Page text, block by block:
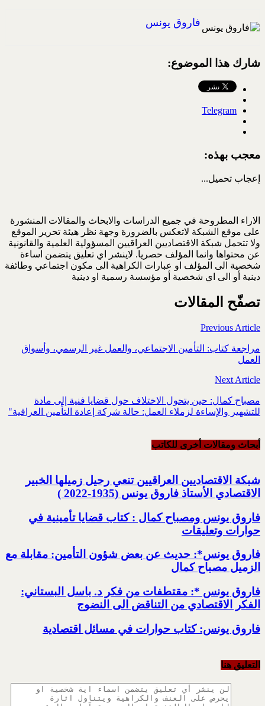
فاروق يونس
شارك هذا الموضوع:
Telegram
معجب بهذه:
إعجاب تحميل...
الاراء المطروحة في جميع الدراسات والابحاث والمقالات المنشورة
على موقع الشبكة لاتعكس بالضرورة وجهة نظر هيئة تحرير الموقع
ولا تتحمل شبكة الاقتصاديين العراقيين المسؤولية العلمية والقانونية
عن محتواها وانما المؤلف حصريا. لاينشر اي تعليق يتضمن اساءة
شخصية الى المؤلف او عبارات الكراهية الى مكون اجتماعي وطائفة
دينية أو الى اي شخصية أو مؤسسة رسمية او دينية
تصفّح المقالات
Previous Article
مراجعة كتاب: التأمين الاجتماعي، والعمل غير الرسمي، وأسواق
العمل
Next Article
مصباح كمال: حين يتحول الاختلاف حول قضايا فنية إلى مادة
للتشهير والإساءة لزملاء العمل: حالة شركة إعادة التأمين العراقية"
أبحاث ومقالات أخرى للکاتب
شبكة الاقتصاديين العراقيين تنعي رحيل زميلها الخبير
الاقتصادي الأستاذ فاروق يونس (1935-2022 )
فاروق يونس ومصباح كمال : كتاب قضايا تأمينية في
حوارات وتعليقات
فاروق يونس*: حديث عن بعض شؤون التأمين: مقابلة مع
الزميل مصباح كمال
فاروق يونس *: مقتطفات من فكر د. باسل البستاني:
الفكر الاقتصادي من التناقض الى النضوج
فاروق يونس: كتاب حوارات في مسائل اقتصادية
التعليق هنا